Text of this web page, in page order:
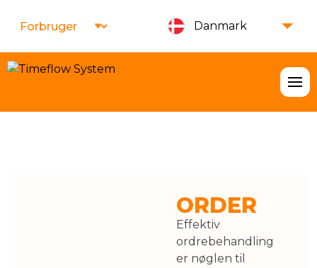
Danmark
Timeflow System
MFB - Maskiner, Køretøjer,
ORDER
Effektiv
ordrebehandling
er nøglen til